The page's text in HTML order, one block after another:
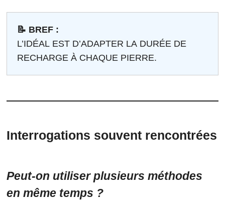
📝 BREF :
L’IDÉAL EST D’ADAPTER LA DURÉE DE
RECHARGE À CHAQUE PIERRE.
Interrogations souvent rencontrées
Peut-on utiliser plusieurs méthodes
en même temps ?